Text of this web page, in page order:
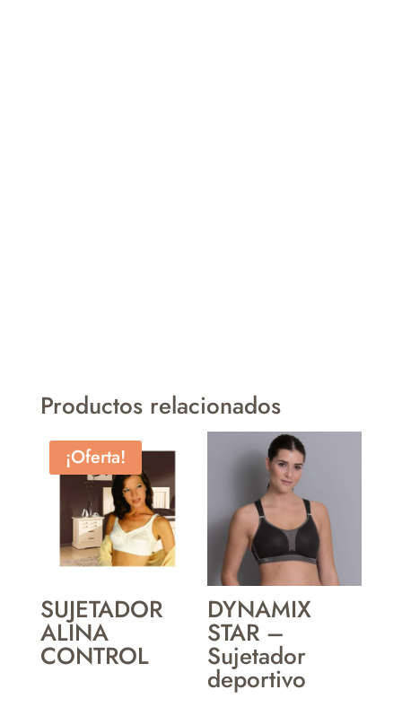
Productos relacionados
¡Oferta!
SUJETADOR
ALINA
CONTROL
DYNAMIX
STAR –
Sujetador
deportivo